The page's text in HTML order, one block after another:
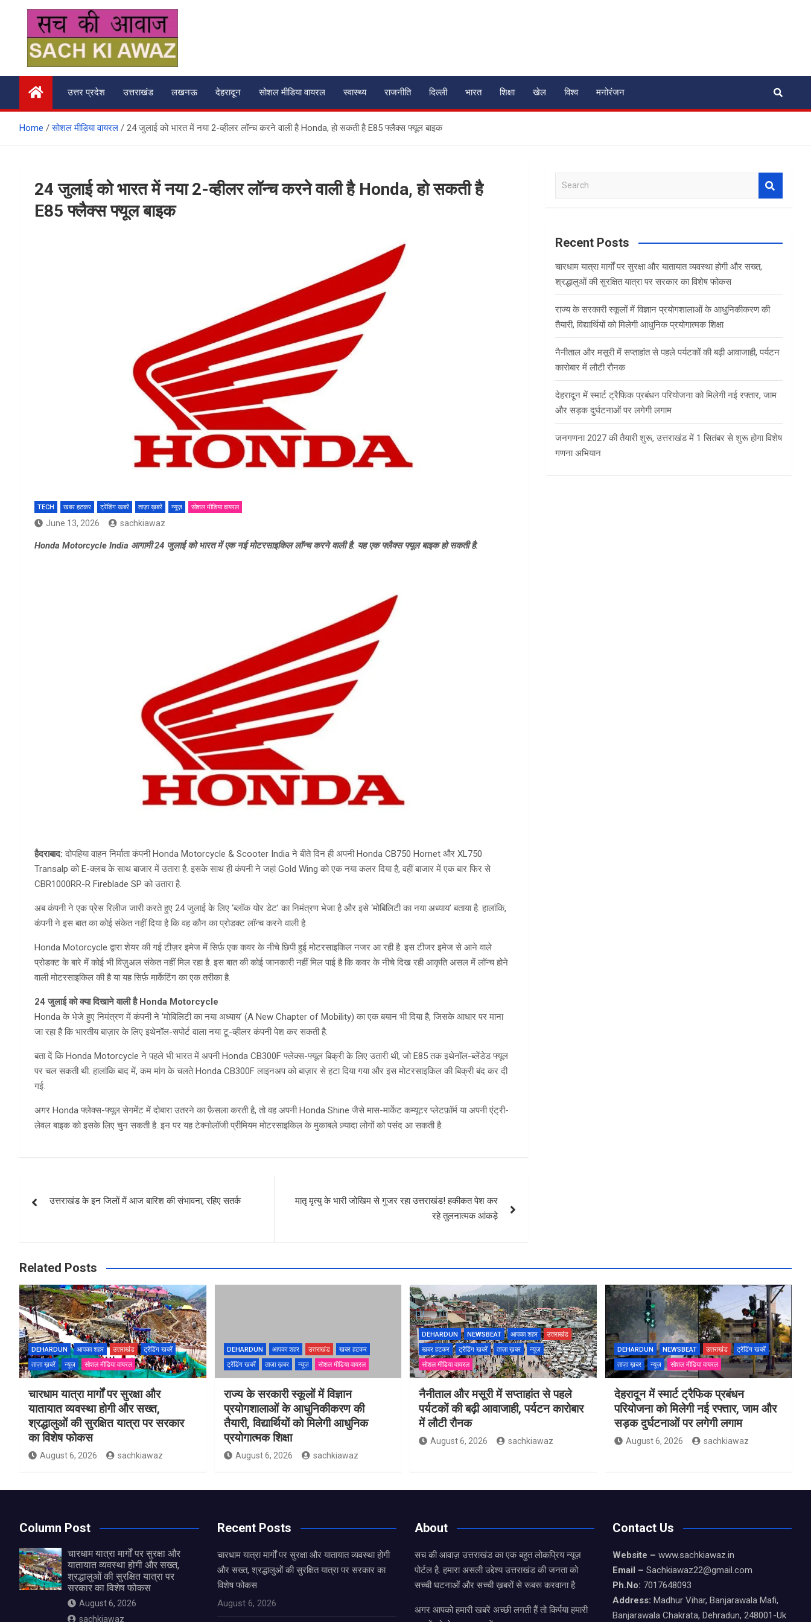
content
सच की आवाज
उत्तर प्रदेश उत्तराखंड लखनऊ देहरादून सोशल मीडिया वायरल स्वास्थ्य राजनीति दिल्ली भारत शिक्षा खेल विश्व मनोरंजन
Home सोशल मीडिया वायरल 24 जुलाई को भारत में नया 2-व्हीलर लॉन्च करने वाली है Honda, हो सकती है E85 फ्लैक्स फ्यूल बाइक
24 जुलाई को भारत में नया 2-व्हीलर लॉन्च करने वाली है Honda, हो सकती है
E85 फ्लैक्स फ्यूल बाइक
TECH खबर हटकर ट्रेंडिंग खबरें ताज़ा ख़बरें न्यूज़ सोशल मीडिया वायरल
June 13, 2026 sachkiawaz
Honda Motorcycle India आगामी 24 जुलाई को भारत में एक नई मोटरसाइकिल लॉन्च करने वाली है. यह एक फ्लैक्स फ्यूल बाइक हो सकती है.
हैदराबाद: दोपहिया वाहन निर्माता कंपनी Honda Motorcycle & Scooter India ने बीते दिन ही अपनी Honda CB750 Hornet और XL750
Transalp को E-क्लच के साथ बाजार में उतारा है. इसके साथ ही कंपनी ने जहां Gold Wing को एक नया कलर दिया है, वहीं बाजार में एक बार फिर से
CBR1000RR-R Fireblade SP को उतारा है.
अब कंपनी ने एक प्रेस रिलीज जारी करते हुए 24 जुलाई के लिए ‘ब्लॉक योर डेट’ का निमंत्रण भेजा है और इसे ‘मोबिलिटी का नया अध्याय’ बताया है. हालांकि,
कंपनी ने इस बात का कोई संकेत नहीं दिया है कि वह कौन का प्रोडक्ट लॉन्च करने वाली है.
Honda Motorcycle द्वारा शेयर की गई टीज़र इमेज में सिर्फ़ एक कवर के नीचे छिपी हुई मोटरसाइकिल नजर आ रही है. इस टीजर इमेज से आने वाले
प्रोडक्ट के बारे में कोई भी विज़ुअल संकेत नहीं मिल रहा है. इस बात की कोई जानकारी नहीं मिल पाई है कि कवर के नीचे दिख रही आकृति असल में लॉन्च होने
वाली मोटरसाइकिल की है या यह सिर्फ़ मार्केटिंग का एक तरीका है.
24 जुलाई को क्या दिखाने वाली है Honda Motorcycle
Honda के भेजे हुए निमंत्रण में कंपनी ने ‘मोबिलिटी का नया अध्याय’ (A New Chapter of Mobility) का एक बयान भी दिया है, जिसके आधार पर माना
जा रहा है कि भारतीय बाज़ार के लिए इथेनॉल-सपोर्ट वाला नया टू-व्हीलर कंपनी पेश कर सकती है.
बता दें कि Honda Motorcycle ने पहले भी भारत में अपनी Honda CB300F फ्लेक्स-फ्यूल बिक्री के लिए उतारी थी, जो E85 तक इथेनॉल-ब्लेंडेड फ्यूल
पर चल सकती थी. हालांकि बाद में, कम मांग के चलते Honda CB300F लाइनअप को बाज़ार से हटा दिया गया और इस मोटरसाइकिल की बिक्री बंद कर दी
गई.
अगर Honda फ्लेक्स-फ्यूल सेगमेंट में दोबारा उतरने का फ़ैसला करती है, तो वह अपनी Honda Shine जैसे मास-मार्केट कम्यूटर प्लेटफ़ॉर्म या अपनी एंट्री-
लेवल बाइक को इसके लिए चुन सकती है. इन पर यह टेक्नोलॉजी प्रीमियम मोटरसाइकिल के मुकाबले ज़्यादा लोगों को पसंद आ सकती है.
navigation
उत्तराखंड के इन जिलों में आज बारिश की संभावना, रहिए सतर्क
मातृ मृत्यु के भारी जोखिम से गुजर रहा उत्तराखंड! हकीकत पेश कर
रहे तुलनात्मक आंकड़े
a
c
Recent Posts
चारधाम यात्रा मार्गों पर सुरक्षा और यातायात व्यवस्था होगी और सख्त,
श्रद्धालुओं की सुरक्षित यात्रा पर सरकार का विशेष फोकस
राज्य के सरकारी स्कूलों में विज्ञान प्रयोगशालाओं के आधुनिकीकरण की
तैयारी, विद्यार्थियों को मिलेगी आधुनिक प्रयोगात्मक शिक्षा
नैनीताल और मसूरी में सप्ताहांत से पहले पर्यटकों की बढ़ी आवाजाही, पर्यटन
कारोबार में लौटी रौनक
देहरादून में स्मार्ट ट्रैफिक प्रबंधन परियोजना को मिलेगी नई रफ्तार, जाम
और सड़क दुर्घटनाओं पर लगेगी लगाम
जनगणना 2027 की तैयारी शुरू, उत्तराखंड में 1 सितंबर से शुरू होगा विशेष
गणना अभियान
Related Posts
DEHARDUN आपका शहर उत्तराखंड
ट्रेंडिंग खबरें
ताज़ा ख़बरें
न्यूज़ सोशल मीडिया वायरल
चारधाम यात्रा मार्गों पर सुरक्षा और
यातायात व्यवस्था होगी और सख्त,
श्रद्धालुओं की सुरक्षित यात्रा पर सरकार
का विशेष फोकस
August 6, 2026 sachkiawaz
DEHARDUN आपका शहर उत्तराखंड
खबर हटकर
ट्रेंडिंग खबरें
ताज़ा ख़बर न्यूज़ सोशल मीडिया वायरल
राज्य के सरकारी स्कूलों में विज्ञान
प्रयोगशालाओं के आधुनिकीकरण की
तैयारी, विद्यार्थियों को मिलेगी आधुनिक
प्रयोगात्मक शिक्षा
August 6, 2026 sachkiawaz
DEHARDUN NEWSBEAT आपका शहर
उत्तराखंड
खबर हटकर
ट्रेंडिंग खबरें ताज़ा ख़बर
न्यूज़
सोशल मीडिया वायरल
नैनीताल और मसूरी में सप्ताहांत से पहले
पर्यटकों की बढ़ी आवाजाही, पर्यटन कारोबार
में लौटी रौनक
August 6, 2026 sachkiawaz
DEHARDUN NEWSBEAT उत्तराखंड
ट्रेंडिंग खबरें
ताज़ा ख़बर
न्यूज़ सोशल मीडिया वायरल
देहरादून में स्मार्ट ट्रैफिक प्रबंधन
परियोजना को मिलेगी नई रफ्तार, जाम और
सड़क दुर्घटनाओं पर लगेगी लगाम
August 6, 2026 sachkiawaz
Column Post
चारधाम यात्रा मार्गों पर सुरक्षा और
यातायात व्यवस्था होगी और सख्त,
श्रद्धालुओं की सुरक्षित यात्रा पर
सरकार का विशेष फोकस
August 6, 2026
sachkiawaz
Recent Posts
चारधाम यात्रा मार्गों पर सुरक्षा और यातायात व्यवस्था होगी
और सख्त, श्रद्धालुओं की सुरक्षित यात्रा पर सरकार का
विशेष फोकस
August 6, 2026
About
सच की आवाज़ उत्तराखंड का एक बहुत लोकप्रिय न्यूज़
पोर्टल है. हमारा असली उद्देश्य उत्तराखंड की जनता को
सच्ची घटनाओं और सच्ची ख़बरों से रूबरू करवाना है.
अगर आपको हमारी खबरें अच्छी लगती हैं तो किर्पया हमारी
Contact Us
Website – www.sachkiawaz.in
Email – Sachkiawaz22@gmail.com
Ph.No: 7017648093
Address: Madhur Vihar, Banjarawala Mafi,
Banjarawala Chakrata, Dehradun, 248001-Uk